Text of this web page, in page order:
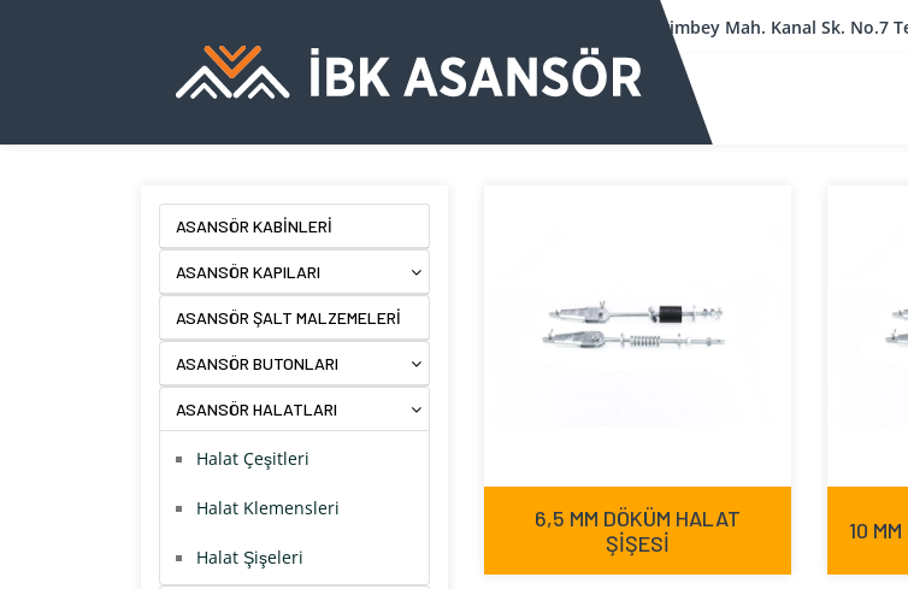
Kerimbey Mah. Kanal Sk. No.7
ASANSÖR KABİNLERİ
ASANSÖR KAPILARI
ASANSÖR ŞALT MALZEMELERİ
ASANSÖR BUTONLARI
ASANSÖR HALATLARI
Halat Çeşitleri
Halat Klemensleri
Halat Şişeleri
6,5 MM DÖKÜM HALAT
ŞİŞESİ
10